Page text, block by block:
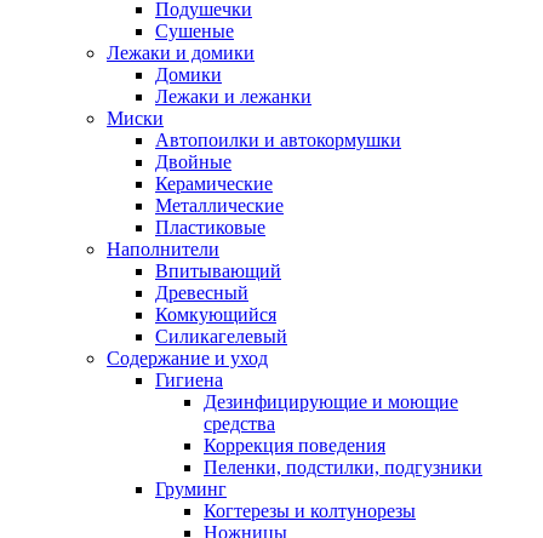
Подушечки
Сушеные
Лежаки и домики
Домики
Лежаки и лежанки
Миски
Автопоилки и автокормушки
Двойные
Керамические
Металлические
Пластиковые
Наполнители
Впитывающий
Древесный
Комкующийся
Силикагелевый
Содержание и уход
Гигиена
Дезинфицирующие и моющие
средства
Коррекция поведения
Пеленки, подстилки, подгузники
Груминг
Когтерезы и колтунорезы
Ножницы